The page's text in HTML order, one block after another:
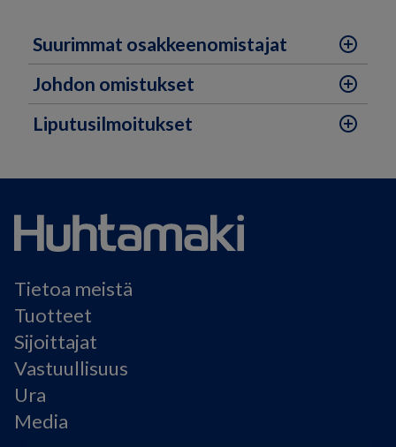
Suurimmat osakkeenomistajat add_circle_outline
Johdon omistukset add_circle_outline
Liputusilmoitukset add_circle_outline
Tietoa meistä
Tuotteet
Sijoittajat
Vastuullisuus
Ura
Media